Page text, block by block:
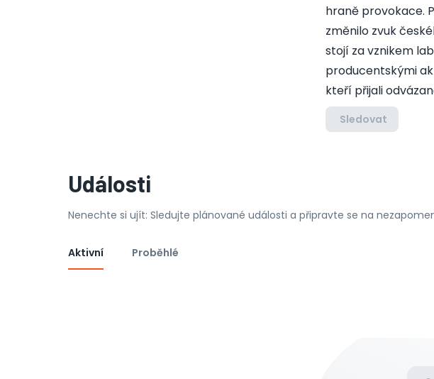
hraně provokace.
změnilo zvuk
stojí za vznikem
producentskými
kteří přijali
Sledovat
Události
Nenechte si ujít: Sledujte plánované události a připravte se na
Aktivní Proběhlé